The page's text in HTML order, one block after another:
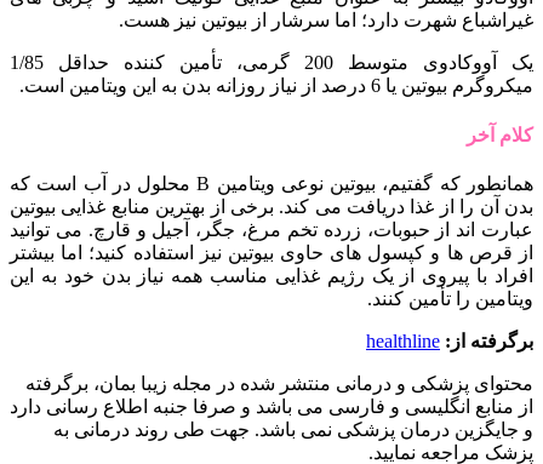
غیراشباع شهرت دارد؛ اما سرشار از بیوتین نیز هست.
یک آووکادوی متوسط 200 گرمی، تأمین کننده حداقل 1/85
میکروگرم بیوتین یا 6 درصد از نیاز روزانه بدن به این ویتامین است.
کلام آخر
همانطور که گفتیم، بیوتین نوعی ویتامین B محلول در آب است که
بدن آن را از غذا دریافت می کند. برخی از بهترین منابع غذایی بیوتین
عبارت اند از حبوبات، زرده تخم مرغ، جگر، آجیل و قارچ. می توانید
از قرص ها و کپسول های حاوی بیوتین نیز استفاده کنید؛ اما بیشتر
افراد با پیروی از یک رژیم غذایی مناسب همه نیاز بدن خود به این
ویتامین را تأمین کنند.
برگرفته از: healthline
محتوای پزشکی و درمانی منتشر شده در مجله زیبا بمان، برگرفته
از منابع انگلیسی و فارسی می باشد و صرفا جنبه اطلاع رسانی دارد
و جایگزین درمان پزشکی نمی باشد. جهت طی روند درمانی به
پزشک مراجعه نمایید.